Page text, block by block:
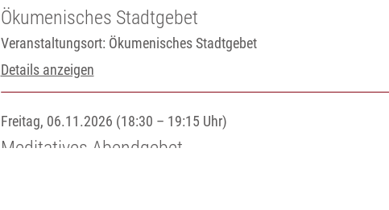
Ökumenisches Stadtgebet
Veranstaltungsort: Ökumenisches Stadtgebet
Details anzeigen
Freitag, 06.11.2026 (18:30 – 19:15 Uhr)
Meditatives Abendgebet